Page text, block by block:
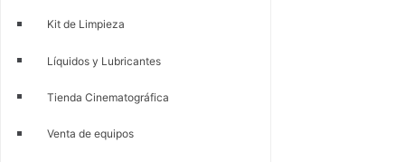
Kit de Limpieza
Líquidos y Lubricantes
Tienda Cinematográfica
Venta de equipos